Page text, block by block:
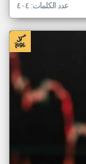
عدد الكلمات: ٤٠٤